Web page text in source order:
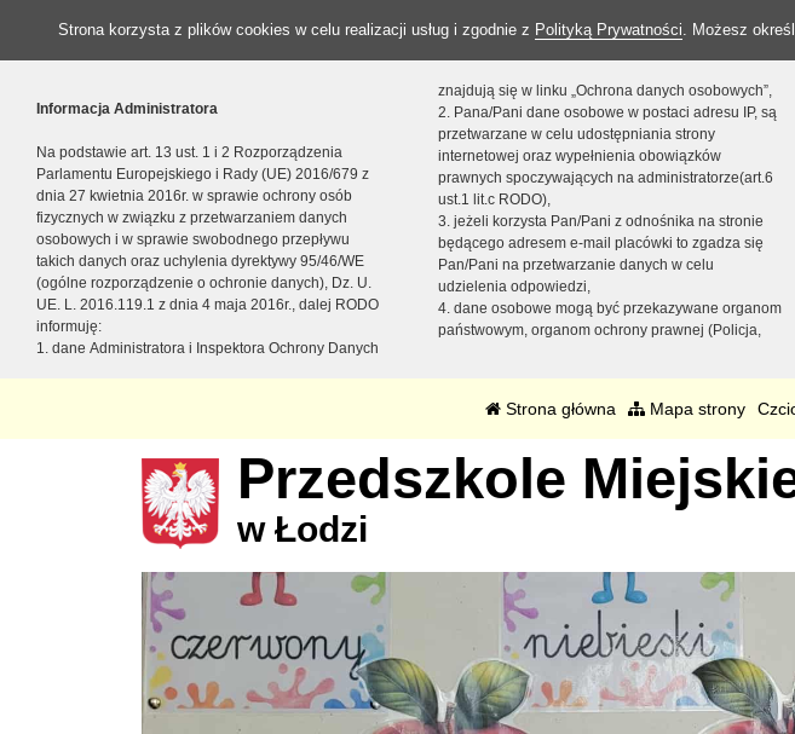
Strona korzysta z plików cookies w celu realizacji usług i zgodnie z Polityką Prywatności. Możesz
Informacja Administratora
Na podstawie art. 13 ust. 1 i 2 Rozporządzenia
Parlamentu Europejskiego i Rady (UE) 2016/679 z
dnia 27 kwietnia 2016r. w sprawie ochrony osób
fizycznych w związku z przetwarzaniem danych
osobowych i w sprawie swobodnego przepływu
takich danych oraz uchylenia dyrektywy 95/46/WE
(ogólne rozporządzenie o ochronie danych), Dz. U.
UE. L. 2016.119.1 z dnia 4 maja 2016r., dalej RODO
informuję:
1. dane Administratora i Inspektora Ochrony Danych
znajdują się w linku „Ochrona danych osobowych”,
2. Pana/Pani dane osobowe w postaci adresu IP, są
przetwarzane w celu udostępniania strony
internetowej oraz wypełnienia obowiązków
prawnych spoczywających na administratorze(art.6
ust.1 lit.c RODO),
3. jeżeli korzysta Pan/Pani z odnośnika na stronie
będącego adresem e-mail placówki to zgadza się
Pan/Pani na przetwarzanie danych w celu
udzielenia odpowiedzi,
4. dane osobowe mogą być przekazywane organom
państwowym, organom ochrony prawnej (Policja,
Strona główna Mapa strony
Przedszkole
w Łodzi